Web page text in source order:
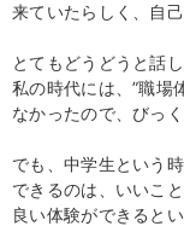
来ていたらしく、自
とてもどうどうと話
私の時代には、”職場
なかったので、びっく
でも、中学生という
できるのは、いいこ
良い体験ができると